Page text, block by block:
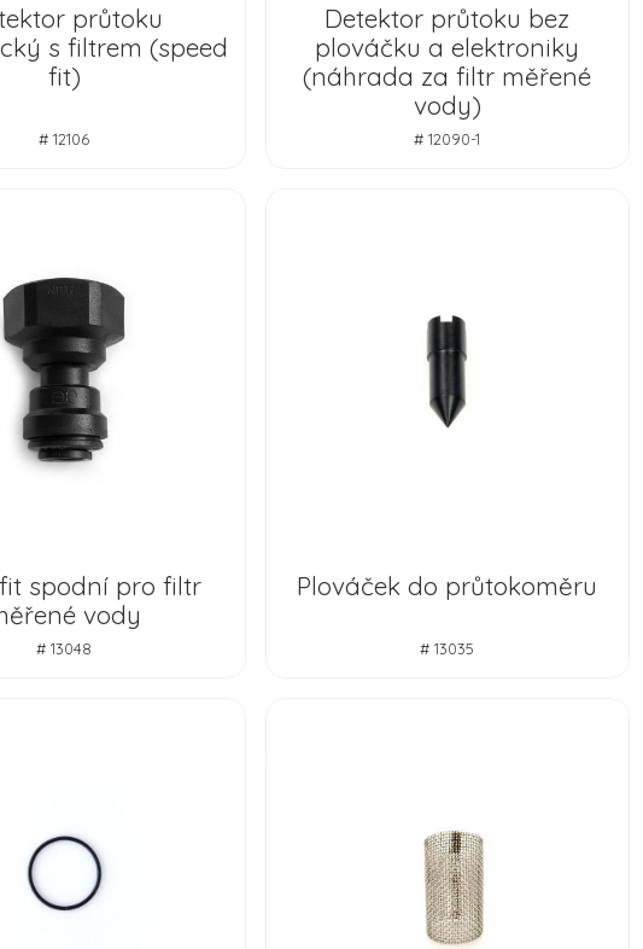
průtoku
s filtrem (speed
fit)
# 12106
Detektor průtoku bez
plováčku a elektroniky
(náhrada za filtr měřené
vody)
# 12090-1
spodní pro filtr
vody
# 13048
Plováček do průtokoměru
# 13035